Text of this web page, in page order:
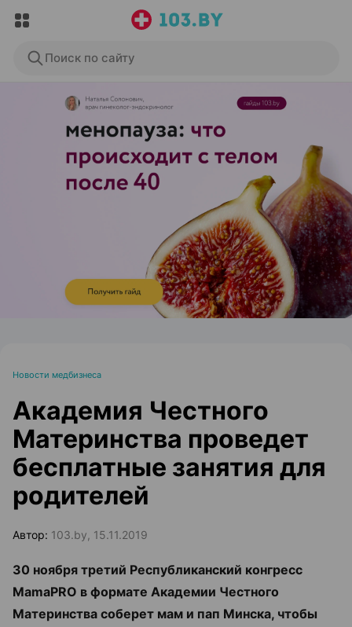
Поиск по сайту
ЭФФЕКТИВНАЯ РЕКЛАМА НА САЙТЕ
Новости медбизнеса
Академия Честного
Материнства проведет
бесплатные занятия для
родителей
Автор: 103.by, 15.11.2019
30 ноября третий Республиканский конгресс
MamaPRO в формате Академии Честного
Материнства соберет мам и пап Минска, чтобы